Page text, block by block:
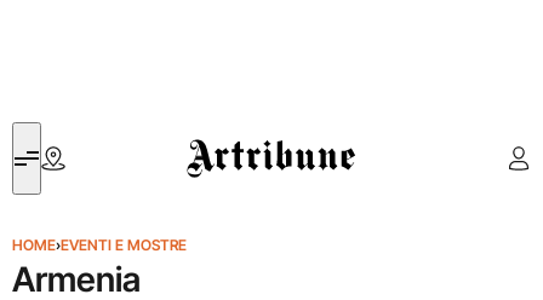
Artribune
HOME›EVENTI E MOSTRE
Armenia